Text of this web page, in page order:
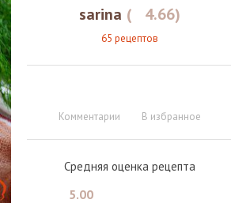
sarina ( 4.66)
65 рецептов
Комментарии В избранное
Средняя оценка рецепта
5.00